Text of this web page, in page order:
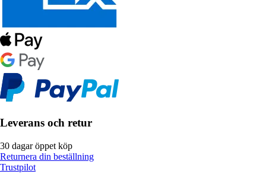
Leverans och retur
30 dagar öppet köp
Returnera din beställning
Trustpilot